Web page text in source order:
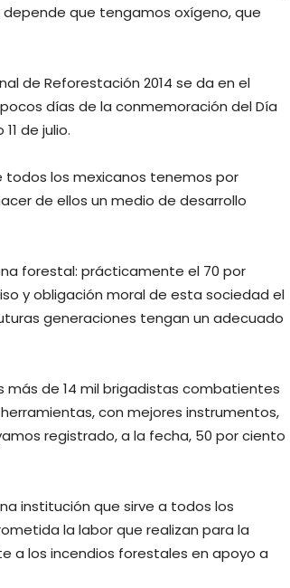
que tengamos oxígeno, que
de Reforestación 2014 se da en el
días de la conmemoración del Día
de julio.
todos los mexicanos tenemos por
de ellos un medio de desarrollo
forestal: prácticamente el 70 por
y obligación moral de esta sociedad el
generaciones tengan un adecuado
más de 14 mil brigadistas combatientes
con mejores instrumentos,
registrado, a la fecha, 50 por ciento
institución que sirve a todos los
la labor que realizan para la
a los incendios forestales en apoyo a